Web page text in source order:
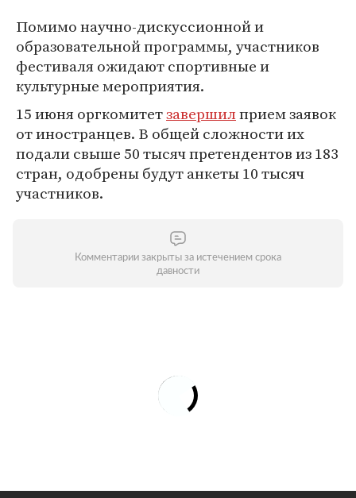
Помимо научно-дискуссионной и
образовательной программы, участников
фестиваля ожидают спортивные и
культурные мероприятия.
15 июня оргкомитетзавершилприем заявок
от иностранцев. В общей сложности их
подали свыше 50 тысяч претендентов из 183
стран, одобрены будут анкеты 10 тысяч
участников.
Комментарии закрыты за истечением срока
давности